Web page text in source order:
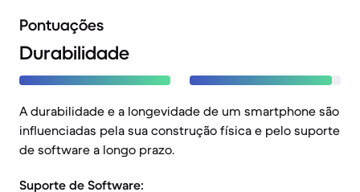
Pontuações
Durabilidade
A durabilidade e a longevidade de um smartphone são
influenciadas pela sua construção física e pelo suporte
de software a longo prazo.
Suporte de Software: